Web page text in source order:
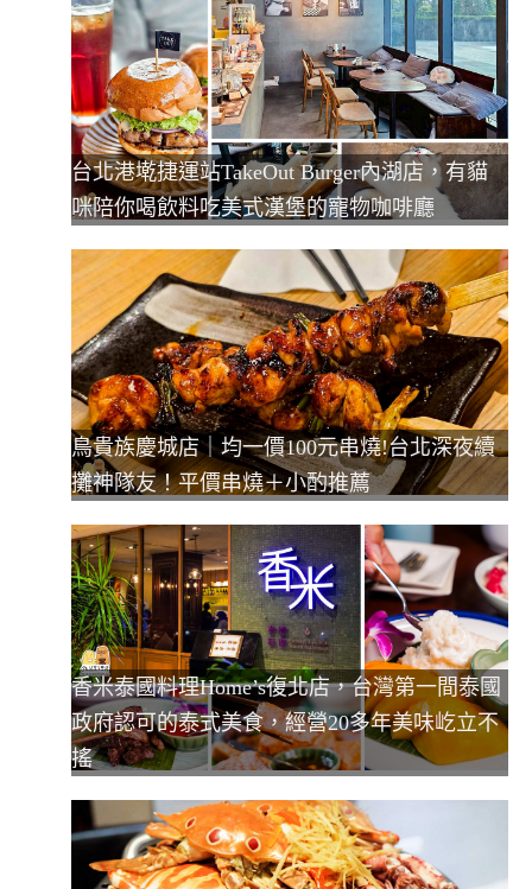
台北港墘捷運站TakeOut Burger內湖店，有貓
咪陪你喝飲料吃美式漢堡的寵物咖啡廳
鳥貴族慶城店｜均一價100元串燒!台北深夜續
攤神隊友！平價串燒＋小酌推薦
香米泰國料理Home’s復北店，台灣第一間泰國
政府認可的泰式美食，經營20多年美味屹立不
搖